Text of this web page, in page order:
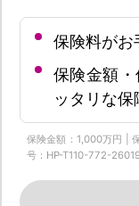
保険料がお
保険金額
ッタリな保
保険金額：1,000万円 |
号：HP-T110-772-